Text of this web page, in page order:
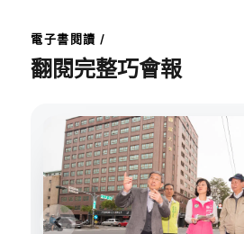
電子書閱讀 /
翻閱完整巧會報